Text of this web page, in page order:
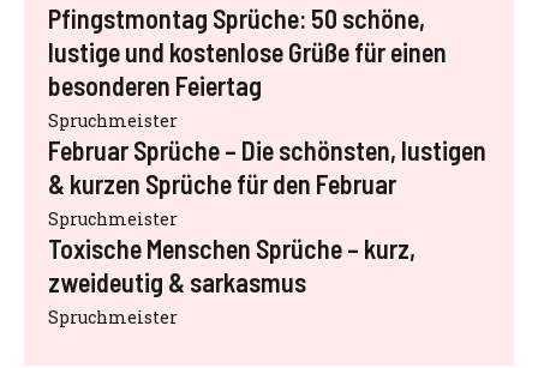
Pfingstmontag Sprüche: 50 schöne,
lustige und kostenlose Grüße für einen
besonderen Feiertag
Spruchmeister
Februar Sprüche – Die schönsten, lustigen
& kurzen Sprüche für den Februar
Spruchmeister
Toxische Menschen Sprüche – kurz,
zweideutig & sarkasmus
Spruchmeister